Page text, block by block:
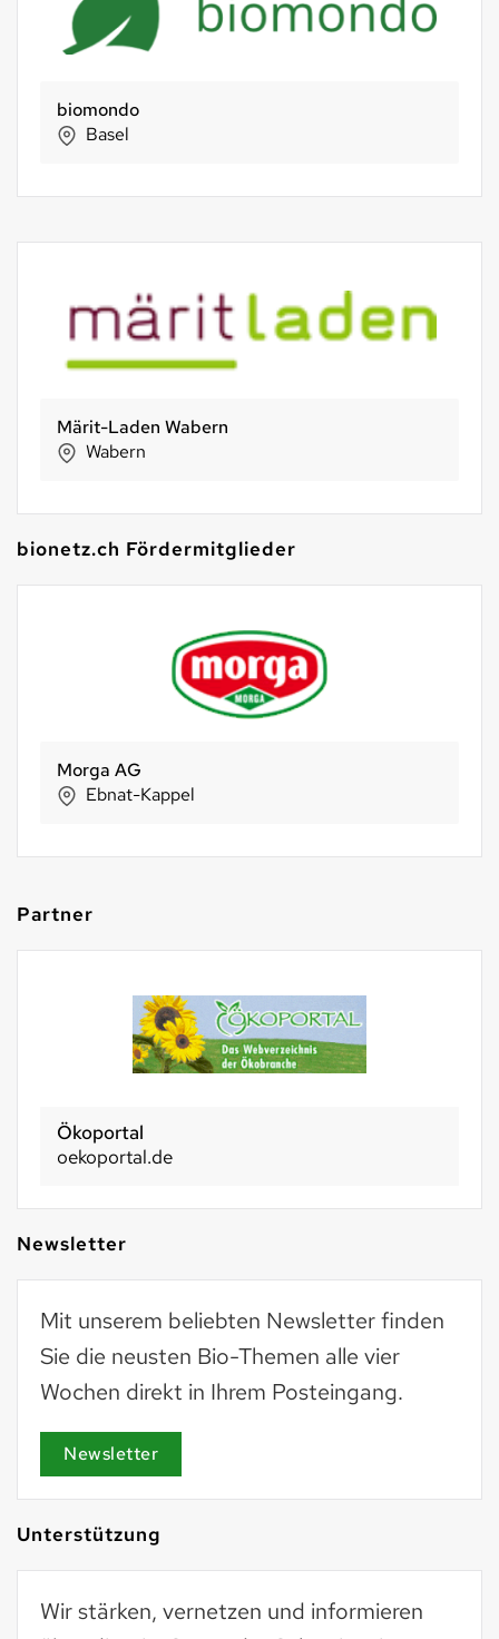
Stiftung Stöckenweid
Feldmeilen
bio-familia AG
Sachseln
bionetz.ch Fördermitglieder
Holle baby food AG
Riehen
Partner
Ökoportal
oekoportal.de
Newsletter
Mit unserem beliebten Newsletter finden
Sie die neusten Bio-Themen alle vier
Wochen direkt in Ihrem Posteingang.
Newsletter
Unterstützung
Wir stärken, vernetzen und informieren